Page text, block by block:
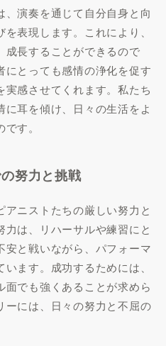
、演奏を通じて自分自身と向
表現します。これにより、
成長することができるので
とっても感情の浄化を促す
実感させてくれます。私たち
に耳を傾け、日々の生活をよ
す。
努力と挑戦
ニストたちの厳しい努力と
は、リハーサルや練習にと
安と戦いながら、パフォーマ
ます。成功するためには、
でも強くあることが求めら
ーには、日々の努力と不屈の